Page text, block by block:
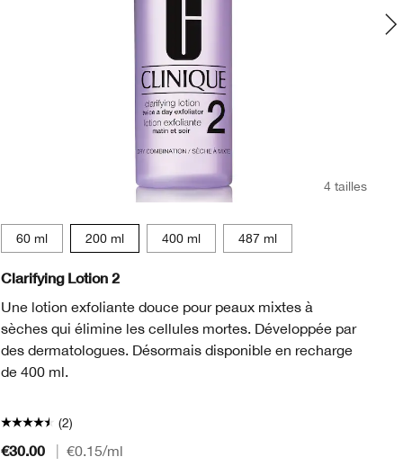
4 tailles
60 ml 200 ml 400 ml 487 ml
Clarifying Lotion 2
Une lotion exfoliante douce pour peaux mixtes à
sèches qui élimine les cellules mortes. Développée par
des dermatologues. Désormais disponible en recharge
de 400 ml.
(2)
€30.00 €0.15/ml